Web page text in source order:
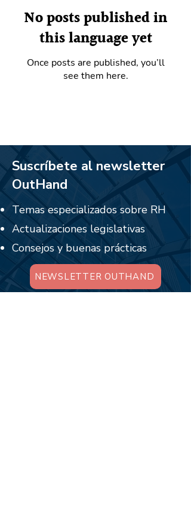
No posts published in
this language yet
Once posts are published, you’ll
see them here.
Suscríbete al newsletter
OutHand
Temas especializados sobre RH
Actualizaciones legislativas
Consejos y buenas prácticas
NEWSLETTER OUTHAND